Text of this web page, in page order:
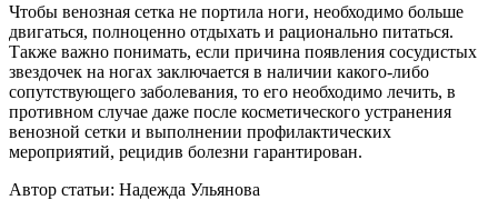
Чтобы венозная сетка не портила ноги, необходимо больше
двигаться, полноценно отдыхать и рационально питаться.
Также важно понимать, если причина появления сосудистых
звездочек на ногах заключается в наличии какого-либо
сопутствующего заболевания, то его необходимо лечить, в
противном случае даже после косметического устранения
венозной сетки и выполнении профилактических
мероприятий, рецидив болезни гарантирован.
Автор статьи: Надежда Ульянова